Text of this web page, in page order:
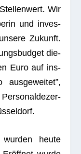
Wir
und inves­
Zukunft.
die­
Euro auf ins­
heute